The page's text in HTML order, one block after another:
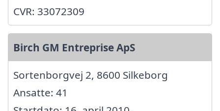
CVR: 33072309
Birch GM Entreprise ApS
Sortenborgvej 2, 8600 Silkeborg
Ansatte: 41